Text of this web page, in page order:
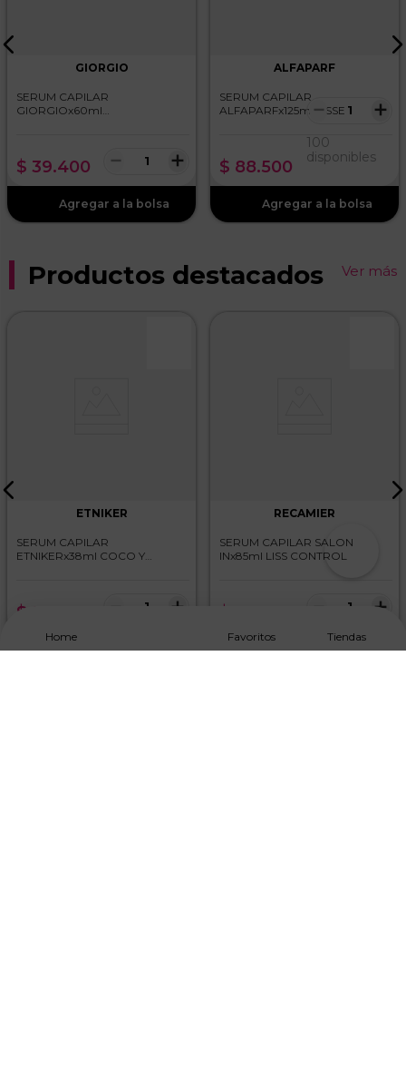
GIORGIO
SERUM CAPILAR
GIORGIOx60ml
$ 39.400 ＋
－
ALFAPARF
SERUM CAPILAR
ALFAPARFx125ml LISSE
$ 88.500
＋
－
100
disponibles
Productos destacados Ver más
ETNIKER
SERUM CAPILAR
ETNIKERx38ml COCO Y
$ ＋
RECAMIER
SERUM CAPILAR SALON
INx85ml LISS CONTROL
$ ＋
Home Favoritos Tiendas